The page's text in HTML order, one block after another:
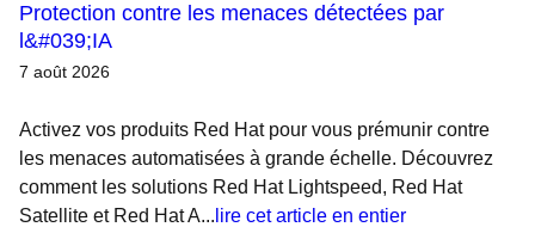
Protection contre les menaces détectées par
l&#039;IA
7 août 2026
Activez vos produits Red Hat pour vous prémunir contre
les menaces automatisées à grande échelle. Découvrez
comment les solutions Red Hat Lightspeed, Red Hat
Satellite et Red Hat A... lire cet article en entier